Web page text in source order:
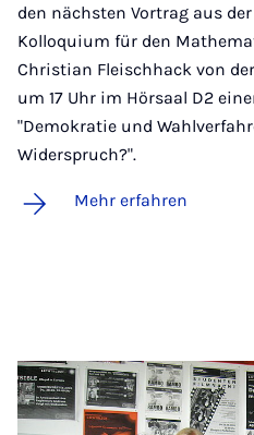
den nächsten Vortrag aus
Kolloquium für den
Christian Fleischhack von
um 17 Uhr im Hörsaal D2
"Demokratie und
Widerspruch?".
Mehr erfahren